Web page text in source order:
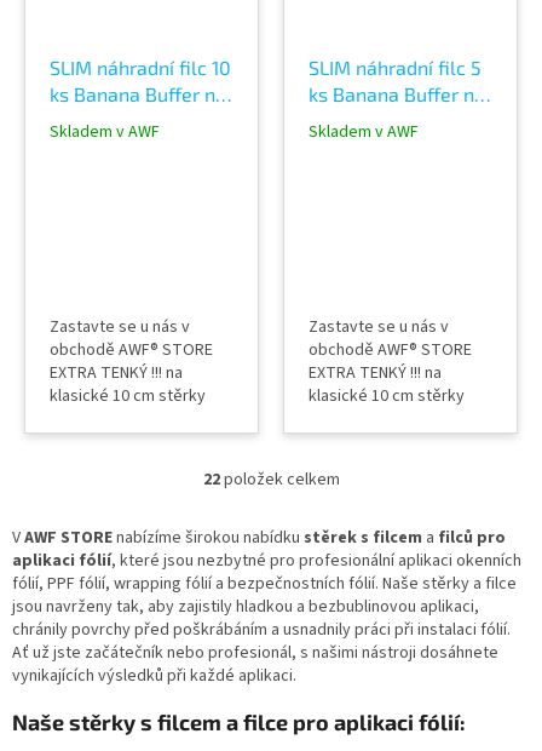
SLIM náhradní filc 10
ks Banana Buffer na
stěrku samolepící
Skladem v AWF
Zastavte se u nás v
obchodě AWF® STORE
EXTRA TENKÝ !!! na
klasické 10 cm stěrky
1 mm tloušťka balení 10
profi produkt
výrobce Banana
Buffer® Brazílie pro
wrapping, PPF,
reklamu,...
SLIM náhradní filc 5
ks Banana Buffer na
stěrku samolepící
Skladem v AWF
Zastavte se u nás v
obchodě AWF® STORE
EXTRA TENKÝ !!! na
klasické 10 cm stěrky
1 mm tloušťka balení 5 ks
stěrku neškráne fólie
profi produkt
výrobce Banana
Buffer® Brazílie pro
wrapping, PPF,
reklamu,...
O
l
á
d
a
c
í
p
v
22položek celkem
VAWF STOREnabízíme širokou nabídku stěrek s filcem a filců pro
aplikaci fólií, které jsou nezbytné pro profesionální aplikaci okenních
fólií, PPF fólií, wrapping fólií a bezpečnostních fólií. Naše stěrky a filce
jsou navrženy tak, aby zajistily hladkou a bezbublinovou aplikaci,
chránily povrchy před poškrábáním a usnadnily práci při instalaci fólií.
Ať už jste začátečník nebo profesionál, s našimi nástroji dosáhnete
vynikajících výsledků při každé aplikaci.
Naše stěrky s filcem a filce pro aplikaci fólií: